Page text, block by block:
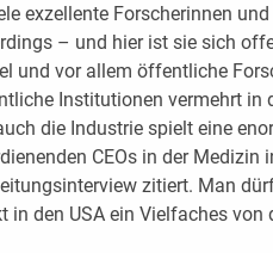
exzellente Forscherinnen
– und hier ist sie sich
und vor allem öffentliche
Institutionen vermehrt in
die Industrie spielt eine
CEOs in der Medizin
zitiert. Man
in den USA ein Vielfaches von